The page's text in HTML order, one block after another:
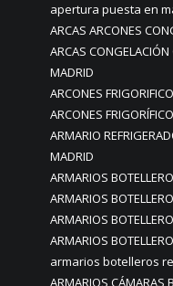
apertura puesta en
ARCAS ARCONES
ARCAS
MADRID
ARCONES
ARCONES
ARMARIO
MADRID
ARMARIOS
ARMARIOS
ARMARIOS
ARMARIOS
armarios botelleros
ARMARIOS CÁMARAS